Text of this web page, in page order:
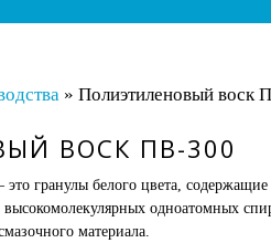
» Полиэтиленовый воск
ВОСК ПВ-300
это гранулы белого цвета,
высокомолекулярных одноатомных
материала.